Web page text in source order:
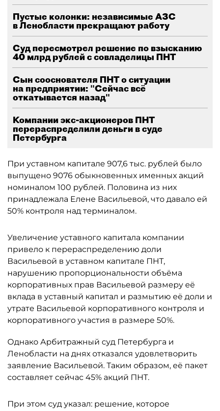
Пустые колонки: независимые АЗС
в Ленобласти прекращают работу
Суд пересмотрел решение по взысканию
40 млрд рублей с совладелицы ПНТ
Сын сооснователя ПНТ о ситуации
на предприятии: "Сейчас всё
откатывается назад"
Компании экс-акционеров ПНТ
перераспределили деньги в суде
Петербурга
При уставном капитале 907,6 тыс. рублей было
выпущено 9076 обыкновенных именных акций
номиналом 100 рублей. Половина из них
принадлежала Елене Васильевой, что давало ей
50% контроля над терминалом.
Увеличение уставного капитала компании
привело к перераспределению доли
Васильевой в уставном капитале ПНТ,
нарушению пропорциональности объёма
корпоративных прав Васильевой размеру её
вклада в уставный капитал и размытию её доли и
утрате Васильевой корпоративного контроля и
корпоративного участия в размере 50%.
Однако Арбитражный суд Петербурга и
Ленобласти на днях отказался удовлетворить
заявление Васильевой. Таким образом, её пакет
составляет сейчас 45% акций ПНТ.
При этом суд указал: решение, которое